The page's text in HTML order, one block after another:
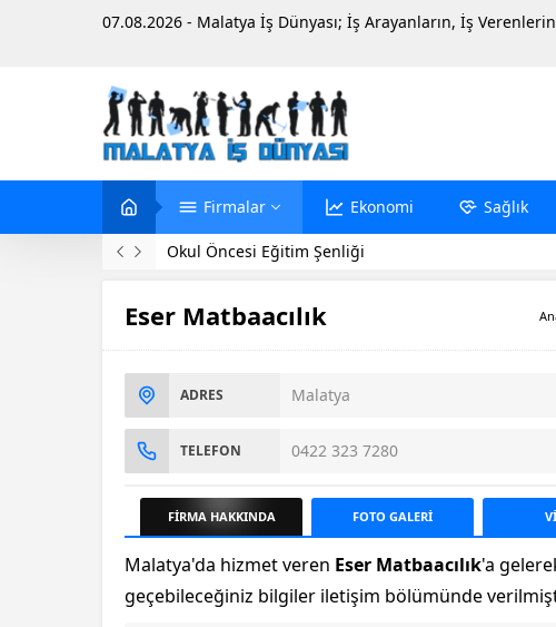
07.08.2026 - Malatya İş Dünyası; İş Arayanların, İş
Firmalar Ekonomi Sağlık
Okul Öncesi Eğitim Şenliği
Eser Matbaacılık
ADRES Malatya
TELEFON 0422 323 7280
FİRMA HAKKINDA FOTO GALERİ
Malatya'da hizmet veren Eser Matbaacılık'a
geçebileceğiniz bilgiler iletişim bölümünde